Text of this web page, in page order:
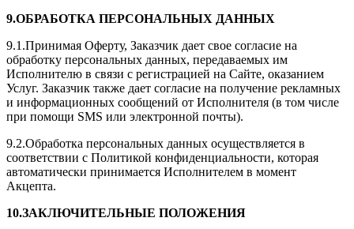
9.ОБРАБОТКА ПЕРСОНАЛЬНЫХ ДАННЫХ
9.1.Принимая Оферту, Заказчик дает свое согласие на
обработку персональных данных, передаваемых им
Исполнителю в связи с регистрацией на Сайте, оказанием
Услуг. Заказчик также дает согласие на получение рекламных
и информационных сообщений от Исполнителя (в том числе
при помощи SMS или электронной почты).
9.2.Обработка персональных данных осуществляется в
соответствии с Политикой конфиденциальности, которая
автоматически принимается Исполнителем в момент
Акцепта.
10.ЗАКЛЮЧИТЕЛЬНЫЕ ПОЛОЖЕНИЯ